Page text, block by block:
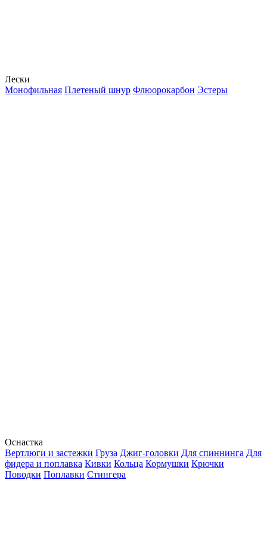
Лески
Монофильная Плетеный шнур Флюорокарбон Эстеры
Оснастка
Вертлюги и застежки Груза Джиг-головки Для спиннинга Для
фидера и поплавка Кивки Кольца Кормушки Крючки
Поводки Поплавки Стингера